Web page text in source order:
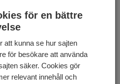
lägre kostnad än de flesta
som finns tillgängliga för
Index Fund –Följer MSCI
50 Index, vilket ger
mot över 380 av de bästa
för en bättre
att kunna se hur sajten
för besökare att använda
säker. Cookies gör
relevant innehåll och